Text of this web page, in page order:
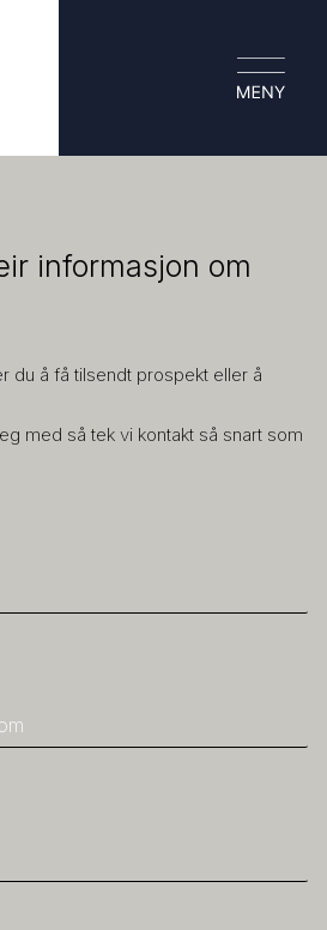
informasjon om
du å få tilsendt prospekt eller å
med så tek vi kontakt så snart som